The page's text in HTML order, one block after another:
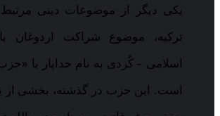
یکی دیگر از موضوعات دینی مرتبط
ترکیه، موضوع شراکت اردوغان
اسلامی – کُردی به نام حداپار یا
است. این حزب در گذشته، بخشی از